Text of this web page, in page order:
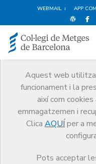
WEBMAIL APP
Aquest web
funcionament i la
així com
emmagatzemen i
Clica AQUÍ per a
Pots acceptar
Agenda
Agenda
Alternatives de compra